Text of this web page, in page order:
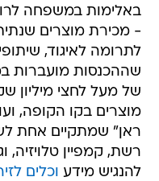
באלימות במשפחה
- מכירת מוצרים
לתרומה לאיגוד,
שההכנסות מועברות
של מעל לחצי מיליון
מוצרים בקו הקופה,
ראן" שמתקיים אחת
רשת, קמפיין
להנגיש מידע וכלים